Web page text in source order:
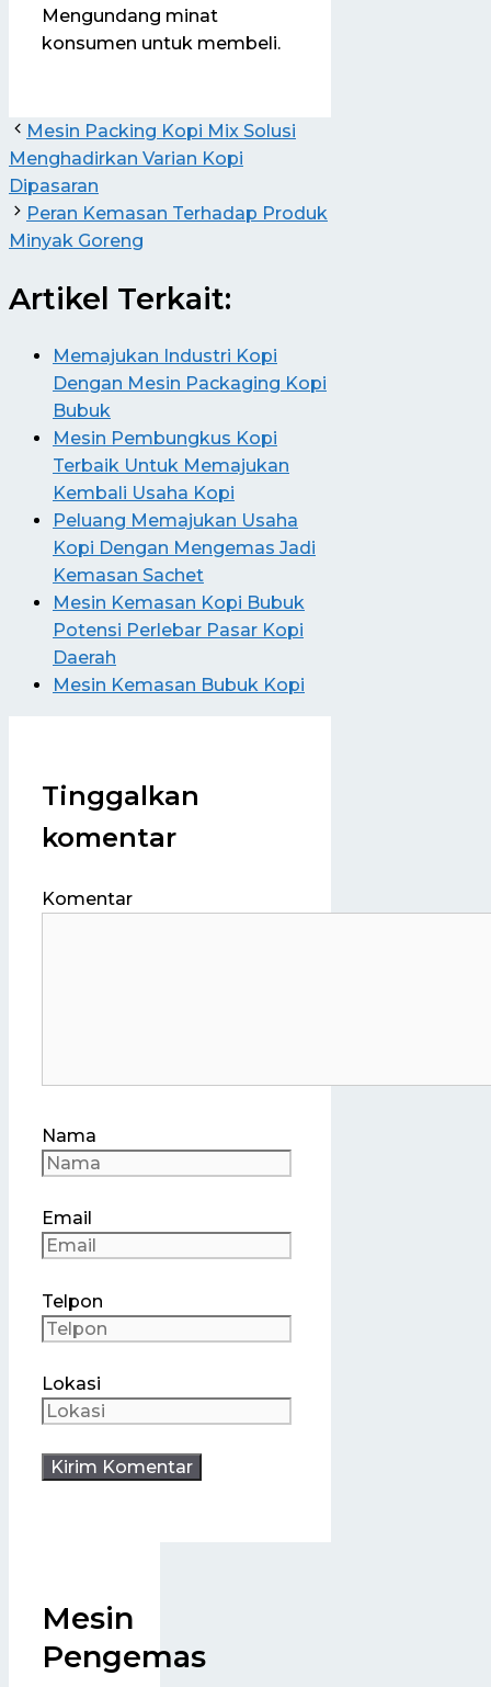
Mengundang minat
konsumen untuk membeli.
Mesin Packing Kopi Mix Solusi
Menghadirkan Varian Kopi
Dipasaran
Peran Kemasan Terhadap Produk
Minyak Goreng
Artikel Terkait:
Memajukan Industri Kopi
Dengan Mesin Packaging Kopi
Bubuk
Mesin Pembungkus Kopi
Terbaik Untuk Memajukan
Kembali Usaha Kopi
Peluang Memajukan Usaha
Kopi Dengan Mengemas Jadi
Kemasan Sachet
Mesin Kemasan Kopi Bubuk
Potensi Perlebar Pasar Kopi
Daerah
Mesin Kemasan Bubuk Kopi
Tinggalkan
komentar
Komentar
Nama
Email
Telpon
Lokasi
Mesin
Pengemas